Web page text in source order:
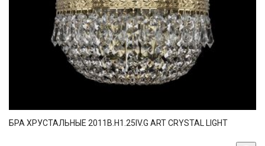
БРА ХРУСТАЛЬНЫЕ 2011B.H1.25IV.G ART CRYSTAL LIGHT